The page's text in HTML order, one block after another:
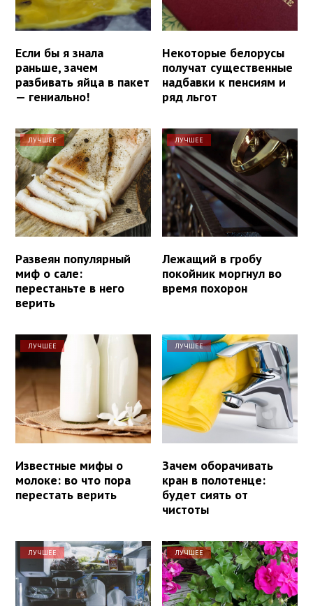
Если бы я знала
раньше, зачем
разбивать яйца в пакет
— гениально!
Некоторые белорусы
получат существенные
надбавки к пенсиям и
ряд льгот
ЛУЧШЕЕ
Развеян популярный
миф о сале:
перестаньте в него
верить
ЛУЧШЕЕ
Лежащий в гробу
покойник моргнул во
время похорон
ЛУЧШЕЕ
Известные мифы о
молоке: во что пора
перестать верить
ЛУЧШЕЕ
Зачем оборачивать
кран в полотенце:
будет сиять от
чистоты
ЛУЧШЕЕ ЛУЧШЕЕ